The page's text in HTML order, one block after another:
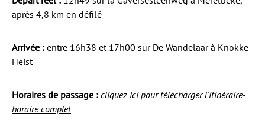
après 4,8 km en défilé
Arrivée : entre 16h38 et 17h00 sur De Wandelaar à Knokke-
Heist
Horaires de passage : cliquez ici pour télécharger l’itinéraire-
horaire complet